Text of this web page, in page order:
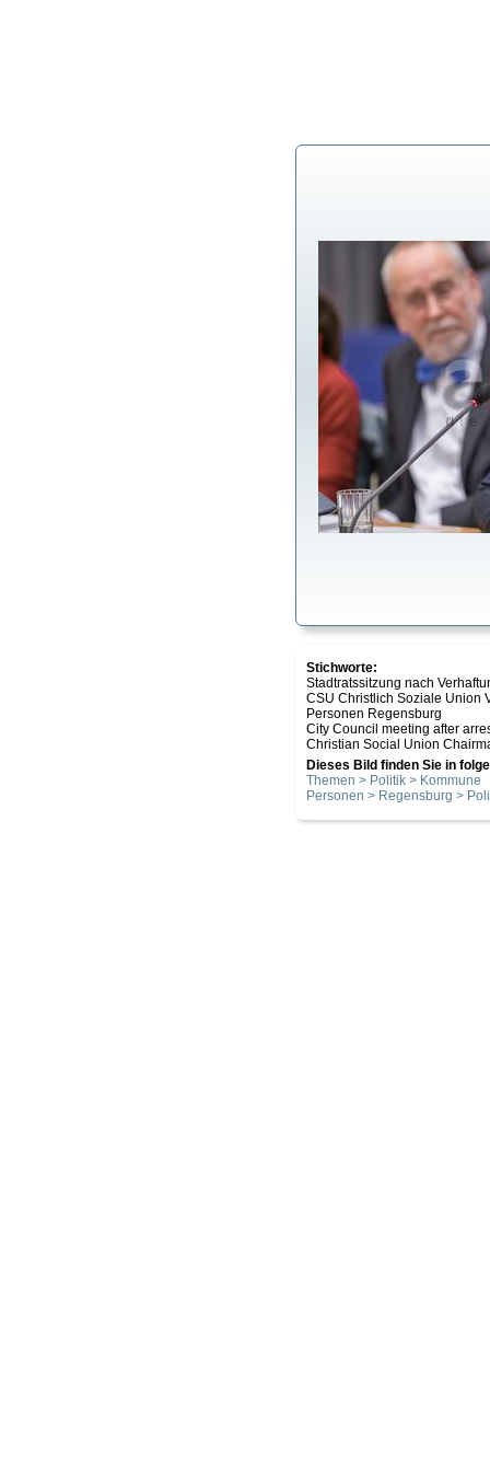
Stichworte:
Stadtratssitzung nach
CSU Christlich Soziale Union
Personen Regensburg
City Council meeting after
Christian Social Union
Dieses Bild finden Sie in
Themen > Politik > Kommune
Personen > Regensburg >